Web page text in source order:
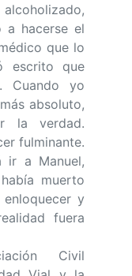
a hacerse el
que lo
escrito que
Cuando yo
absoluto,
la verdad.
fulminante.
ir a Manuel,
muerto
y
fuera
Civil